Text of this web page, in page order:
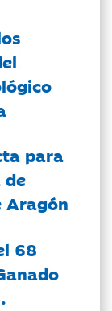
para
de
Aragón
68